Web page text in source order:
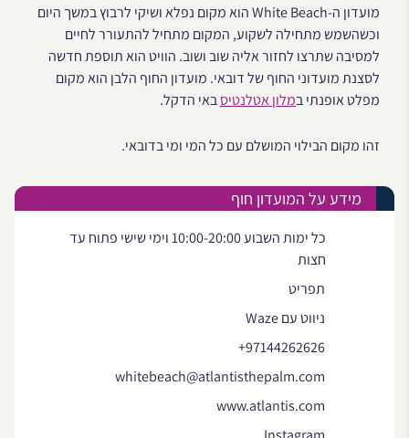
מועדון ה-White Beach הוא מקום נפלא ושיקי לרבוץ במשך היום
וכשהשמש מתחילה לשקוע, המקום מתחיל להתעורר לחיים
למסיבה שתרצו לחזור אליה שוב ושוב. הוויט הוא תוספת חדשה
לסצנת מועדוני החוף של דובאי. מועדון החוף הלבן הוא מקום
מפלט אופנתי במלון אטלנטיסבאי הדקל.
זהו מקום הבילוי המושלם עם כל המי ומי בדובאי.
מידע על המועדון חוף
כל ימות השבוע 10:00-20:00 וימי שישי פתוח עד
חצות
תפריט
ניווט עם Waze
+97144262626
whitebeach@atlantisthepalm.com
www.atlantis.com